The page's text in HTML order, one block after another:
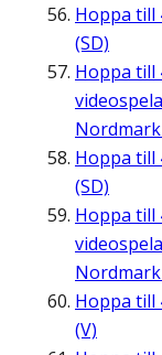
Hoppa till
(SD)
Hoppa till
Nordmark
Hoppa till
(SD)
Hoppa till
Nordmark
Hoppa till
(V)